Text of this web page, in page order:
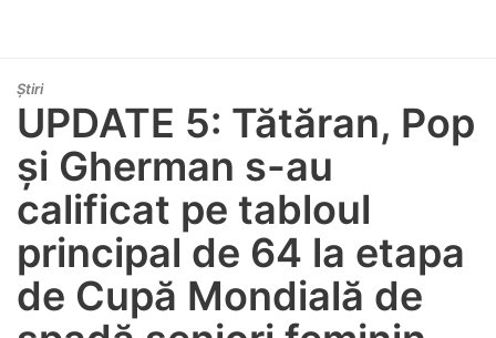
Știri
UPDATE 5: Tătăran, Pop
și Gherman s-au
calificat pe tabloul
principal de 64 la etapa
de Cupă Mondială de